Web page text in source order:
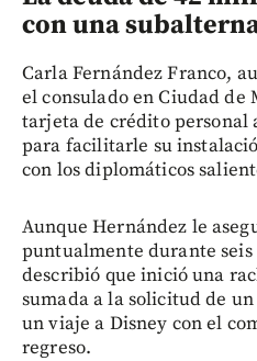
con una
Carla Fernández Franco,
el consulado en Ciudad de
tarjeta de crédito personal
para facilitarle su
con los diplomáticos
Aunque Hernández le
puntualmente durante
describió que inició una
sumada a la solicitud de
un viaje a Disney con el
regreso.